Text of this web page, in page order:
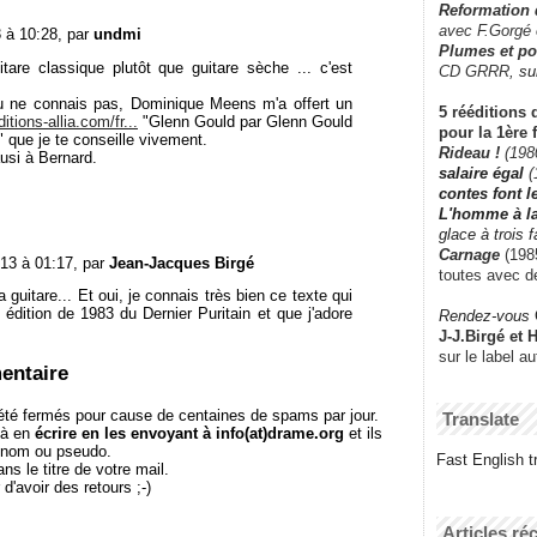
à 10:28, par undmi
classique plutôt que guitare sèche ... c'est
ne connais pas, Dominique Meens m'a offert un
allia.com/fr...
"Glenn Gould par Glenn Gould
que je te conseille vivement.
à Bernard.
à 01:17, par Jean-Jacques Birgé
guitare... Et oui, je connais très bien ce texte qui
de 1983 du Dernier Puritain et que j'adore
fermés pour cause de centaines de spams par jour.
en écrire en les envoyant à info(at)drame.org et ils
ou pseudo.
le titre de votre mail.
des retours ;-)
Reformation
avec
Plumes et
CD GRRR,
5 rééditions
pour la 1ère
Rideau !
salaire égal
contes font
L'homme à
glace à trois
Carnage
toutes avec
Rendez-vous
J-J.Birgé et
sur le label
Translate
Fast English
Articles